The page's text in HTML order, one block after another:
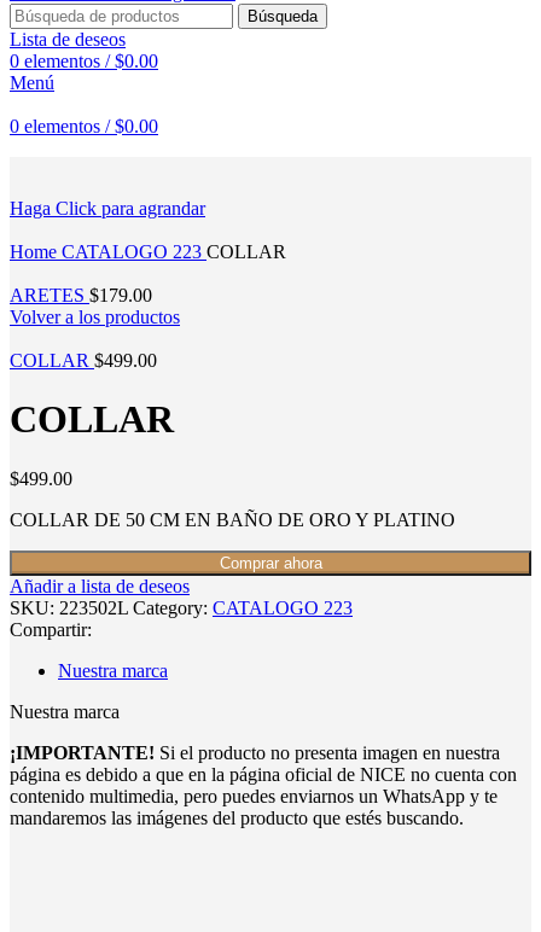
Búsqueda
Lista de deseos
0 elementos / $0.00
Menú
0 elementos / $0.00
Haga Click para agrandar
Home CATALOGO 223 COLLAR
ARETES $179.00
Volver a los productos
COLLAR $499.00
COLLAR
$499.00
COLLAR DE 50 CM EN BAÑO DE ORO Y PLATINO
Comprar ahora
Añadir a lista de deseos
SKU: 223502L Category: CATALOGO 223
Compartir:
Nuestra marca
Nuestra marca
¡IMPORTANTE! Si el producto no presenta imagen en nuestra
página es debido a que en la página oficial de NICE no cuenta con
contenido multimedia, pero puedes enviarnos un WhatsApp y te
mandaremos las imágenes del producto que estés buscando.